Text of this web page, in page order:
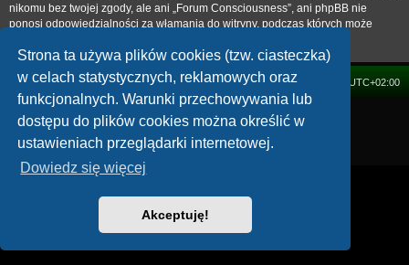
Strona ta używa plików cookies (tzw. ciasteczka)
w celach statystycznych, reklamowych oraz
funkcjonalnych. Warunki przechowywania lub
dostępu do plików cookies można określić w
ustawieniach przeglądarki internetowej.
Dowiedz się więcej
Akceptuję!
nikomu bez twojej zgody, ale ani „Forum Consciousness”, ani phpBB nie
ponosi odpowiedzialności za włamania do witryny, podczas których może
FORUM Strefa czasowa UTC+02:00
Technologię dostarczaphpBB
® Forum Software © phpBB Limited
Zasady ochrony danych osobowych|Regulamin